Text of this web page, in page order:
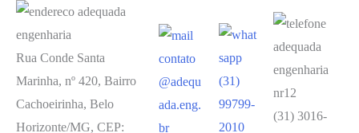
para
conteúdo
Rua Conde Santa
Marinha, nº 420, Bairro
Cachoeirinha, Belo
Horizonte/MG, CEP:
contato
@adequ
ada.eng.
br
(31)
99799-
2010
(31) 3016-